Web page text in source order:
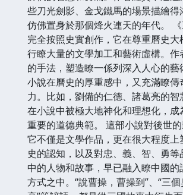
些刀光劍影、金戈鐵馬的場景描繪
仿佛置身於那個烽火連天的年代。
完全按照史實創作，它在尊重曆史
行瞭大量的文學加工和藝術虛構。作
的手法，塑造瞭一係列深入人心的
小說在曆史的厚重感中，又充滿瞭
力。比如，劉備的仁德、諸葛亮的智
在小說中被極大地神化和理想化，成
重要的道德典範。 這部小說對後世的
它不僅是文學作品，更在很大程度上
史的認知，以及對忠、義、智、勇
中的人物和故事，早已融入瞭中國
方式之中。“說曹操，曹操到”、“三